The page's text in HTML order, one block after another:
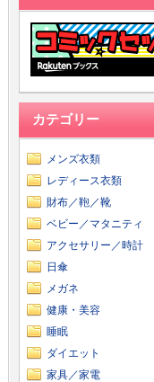
カテゴリー
メンズ衣類
レディース衣類
財布／鞄／靴
ベビー／マタニティ
アクセサリー／時計
日傘
メガネ
健康・美容
睡眠
ダイエット
家具／家電